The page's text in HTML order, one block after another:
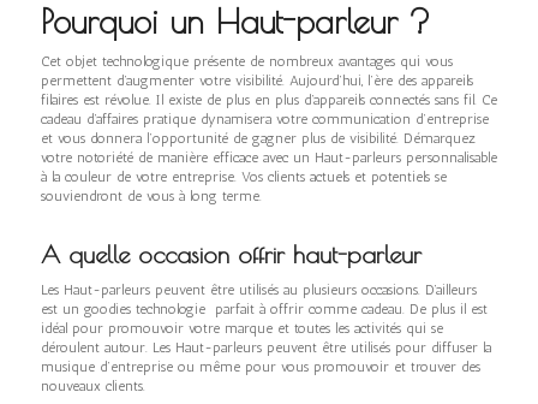
Pourquoi un Haut-parleur ?
Cet objet technologique présente de nombreux avantages qui vous
permettent d’augmenter votre visibilité. Aujourd’hui, l’ère des appareils
filaires est révolue. Il existe de plus en plus d’appareils connectés sans fil. Ce
cadeau d’affaires pratique dynamisera votre communication d’entreprise
et vous donnera l’opportunité de gagner plus de visibilité. Démarquez
votre notoriété de manière efficace avec un Haut-parleurs personnalisable
à la couleur de votre entreprise. Vos clients actuels et potentiels se
souviendront de vous à long terme.
A quelle occasion offrir haut-parleur
Les Haut-parleurs peuvent être utilisés au plusieurs occasions. D’ailleurs
est un goodies technologie parfait à offrir comme cadeau. De plus il est
idéal pour promouvoir votre marque et toutes les activités qui se
déroulent autour. Les Haut-parleurs peuvent être utilisés pour diffuser la
musique d’entreprise ou même pour vous promouvoir et trouver des
nouveaux clients.